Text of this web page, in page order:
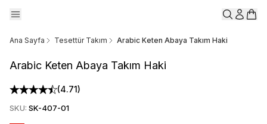
Ana Sayfa Tesettür Takım Arabic Keten Abaya Takım Haki
Arabic Keten Abaya Takım Haki
(4.71)
SKU: SK-407-01